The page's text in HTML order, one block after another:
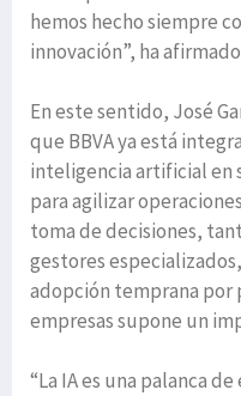
hemos hecho siempre
innovación”, ha
En este sentido, José
que BBVA ya está
inteligencia artificial en
para agilizar
toma de decisiones,
gestores
adopción temprana por
empresas supone un
“La IA es una palanca